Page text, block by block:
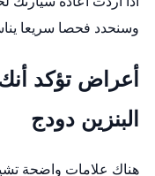
وسنحدد فحصا سريعا
أعراض تؤكد
البنزين دودج
هناك علامات واضحة